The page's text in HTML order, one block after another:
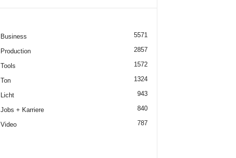
Business 5571
Production 2857
Tools 1572
Ton 1324
Licht 943
Jobs + Karriere 840
Video 787